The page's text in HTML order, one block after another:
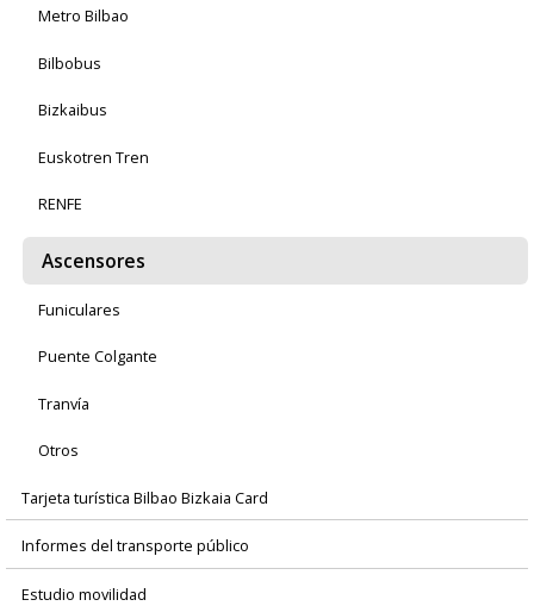
Metro Bilbao
Bilbobus
Bizkaibus
Euskotren Tren
RENFE
Ascensores
Funiculares
Puente Colgante
Tranvía
Otros
Tarjeta turística Bilbao Bizkaia Card
Informes del transporte público
Estudio movilidad